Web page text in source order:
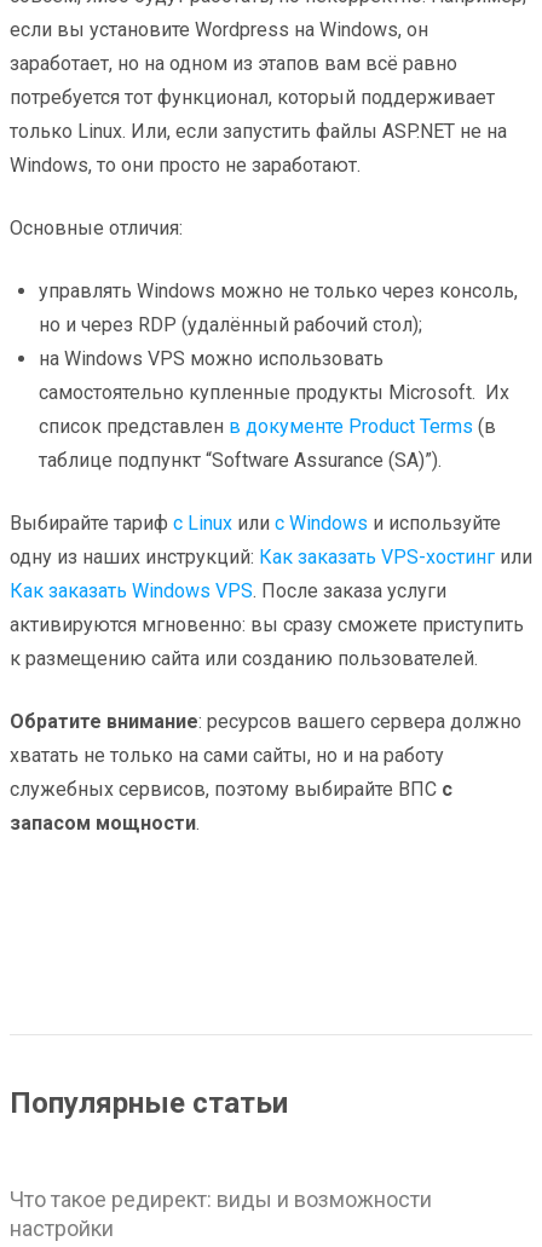
если вы установите Wordpress на Windows, он
заработает, но на одном из этапов вам всё равно
потребуется тот функционал, который поддерживает
только Linux. Или, если запустить файлы ASP.NET не на
Windows, то они просто не заработают.
Основные отличия:
управлять Windows можно не только через консоль,
но и через RDP (удалённый рабочий стол);
на Windows VPS можно использовать
самостоятельно купленные продукты Microsoft. Их
список представлен в документе Product Terms (в
таблице подпункт “Software Assurance (SA)”).
Выбирайте тариф c Linux или c Windows и используйте
одну из наших инструкций: Как заказать VPS-хостинг или
Как заказать Windows VPS. После заказа услуги
активируются мгновенно: вы сразу сможете приступить
к размещению сайта или созданию пользователей.
Обратите внимание: ресурсов вашего сервера должно
хватать не только на сами сайты, но и на работу
служебных сервисов, поэтому выбирайте ВПС с
запасом мощности.
Популярные статьи
Что такое редирект: виды и возможности
настройки